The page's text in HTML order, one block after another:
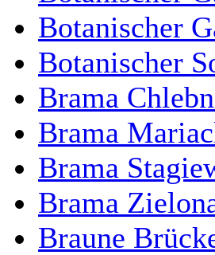
Botanischer
Botanischer
Brama
Brama
Brama
Brama
Braune